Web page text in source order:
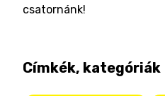
csatornánk!
Címkék, kategóriák